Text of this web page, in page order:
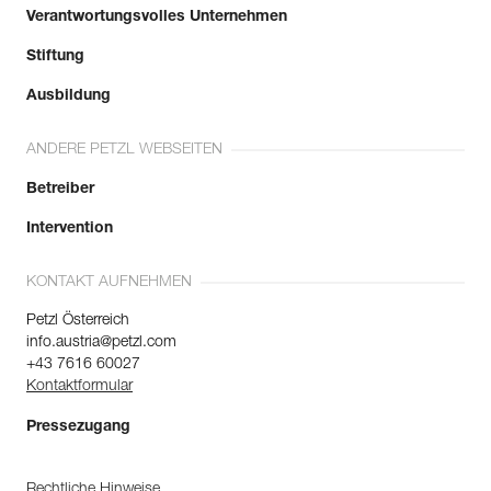
Mehr erfahren
Verantwortungsvolles Unternehmen
Stiftung
Ausbildung
ANDERE PETZL WEBSEITEN
Betreiber
Intervention
KONTAKT AUFNEHMEN
Petzl Österreich
info.austria@petzl.com
+43 7616 60027
Kontaktformular
Pressezugang